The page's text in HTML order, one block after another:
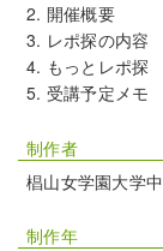
開催概要
レポ探の内容
もっとレポ探
受講予定メモ
制作者
椙山女学園大学
制作年